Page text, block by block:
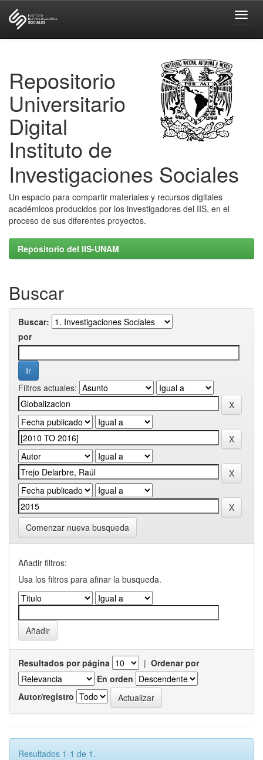
Repositorio
Universitario
Digital
Instituto de
Investigaciones Sociales
Un espacio para compartir materiales y recursos digitales
académicos producidos por los investigadores del IIS, en el
proceso de sus diferentes proyectos.
Repositorio del IIS-UNAM
Buscar
Buscar:
por
Filtros actuales:
Comenzar nueva busqueda
Añadir filtros:
Usa los filtros para afinar la busqueda.
Resultados por página | Ordenar por
En orden
Autor/registro
Resultados 1-1 de 1.